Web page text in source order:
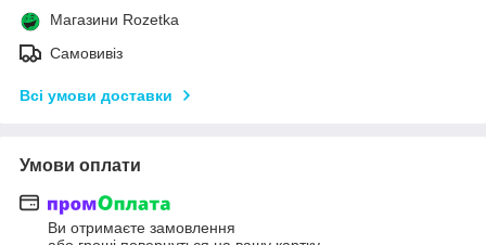
Магазини Rozetka
Самовивіз
Всі умови доставки
Умови оплати
Ви отримаєте замовлення